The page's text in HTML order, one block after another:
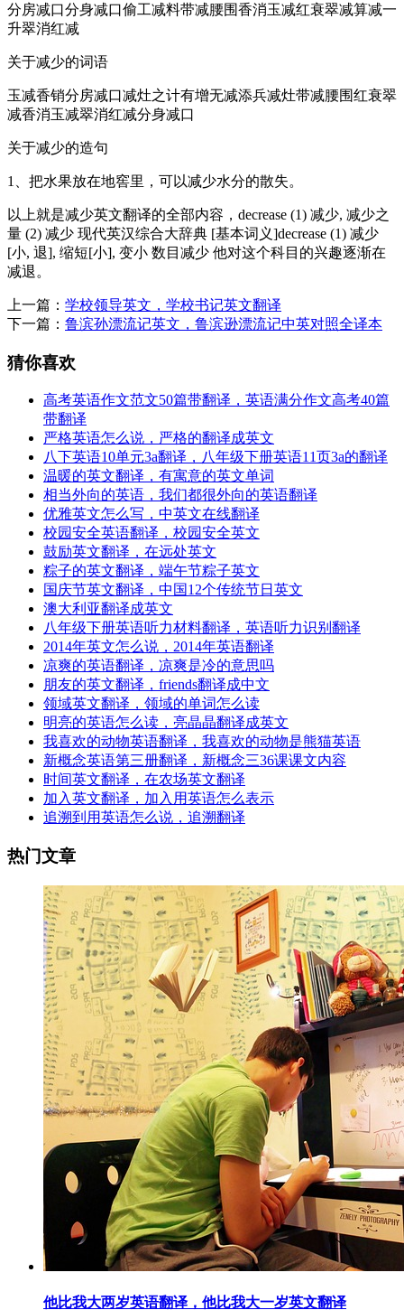
分房减口分身减口偷工减料带减腰围香消玉减红衰翠减算减一
升翠消红减
关于减少的词语
玉减香销分房减口减灶之计有增无减添兵减灶带减腰围红衰翠
减香消玉减翠消红减分身减口
关于减少的造句
1、把水果放在地窖里，可以减少水分的散失。
以上就是减少英文翻译的全部内容，decrease (1) 减少, 减少之
量 (2) 减少 现代英汉综合大辞典 [基本词义]decrease (1) 减少
[小, 退], 缩短[小], 变小 数目减少 他对这个科目的兴趣逐渐在
减退。
上一篇： 学校领导英文，学校书记英文翻译
下一篇： 鲁滨孙漂流记英文，鲁滨逊漂流记中英对照全译本
猜你喜欢
高考英语作文范文50篇带翻译，英语满分作文高考40篇
带翻译
严格英语怎么说，严格的翻译成英文
八下英语10单元3a翻译，八年级下册英语11页3a的翻译
温暖的英文翻译，有寓意的英文单词
相当外向的英语，我们都很外向的英语翻译
优雅英文怎么写，中英文在线翻译
校园安全英语翻译，校园安全英文
鼓励英文翻译，在远处英文
粽子的英文翻译，端午节粽子英文
国庆节英文翻译，中国12个传统节日英文
澳大利亚翻译成英文
八年级下册英语听力材料翻译，英语听力识别翻译
2014年英文怎么说，2014年英语翻译
凉爽的英语翻译，凉爽是冷的意思吗
朋友的英文翻译，friends翻译成中文
领域英文翻译，领域的单词怎么读
明亮的英语怎么读，亮晶晶翻译成英文
我喜欢的动物英语翻译，我喜欢的动物是熊猫英语
新概念英语第三册翻译，新概念三36课课文内容
时间英文翻译，在农场英文翻译
加入英文翻译，加入用英语怎么表示
追溯到用英语怎么说，追溯翻译
热门文章
他比我大两岁英语翻译，他比我大一岁英文翻译